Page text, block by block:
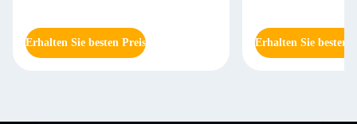
Erhalten Sie besten Preis Erhalten Sie besten